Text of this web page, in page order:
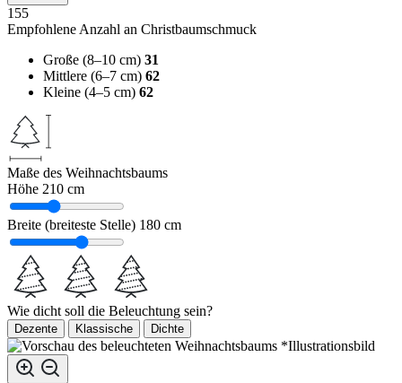
155
Empfohlene Anzahl an Christbaumschmuck
Große (8–10 cm) 31
Mittlere (6–7 cm) 62
Kleine (4–5 cm) 62
Maße des Weihnachtsbaums
Höhe 210 cm
Breite (breiteste Stelle) 180 cm
Wie dicht soll die Beleuchtung sein?
Dezente Klassische Dichte
*Illustrationsbild